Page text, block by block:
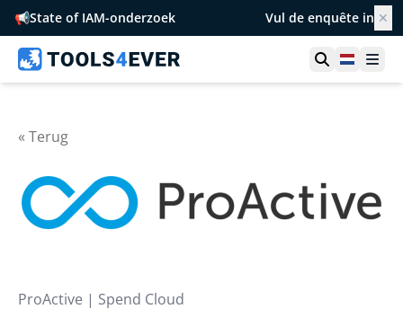
📢State of IAM-onderzoek Vul de enquête in ✕
Toon zoek
« Terug
ProActive | Spend Cloud